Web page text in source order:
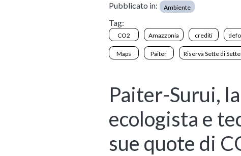
Pubblicato in: Ambiente
Tag:
CO2 Amazzonia crediti
Maps Paiter Riserva Sette di
Paiter-Surui,
ecologista e
sue quote di